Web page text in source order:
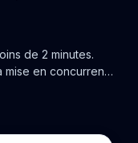
de 2 minutes.
en concurrence